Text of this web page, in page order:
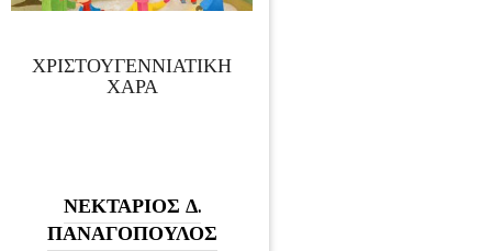
ΧΡΙΣΤΟΥΓΕΝΝΙΑΤΙΚΗ
ΧΑΡΑ
ΝΕΚΤΑΡΙΟΣ Δ.
ΠΑΝΑΓΟΠΟΥΛΟΣ